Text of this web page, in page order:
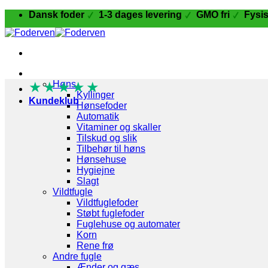
Fortsæt
indhold
Dansk foder 1-3 dages levering GMO fri
Høns
Kyllinger
Hønsefoder
Automatik
Vitaminer og skaller
Tilskud og slik
Tilbehør til høns
Hønsehuse
Hygiejne
Slagt
Vildtfugle
Vildtfuglefoder
Støbt fuglefoder
Fuglehuse og automater
Korn
Rene frø
Andre fugle
★★★★ ★
Kundeklub